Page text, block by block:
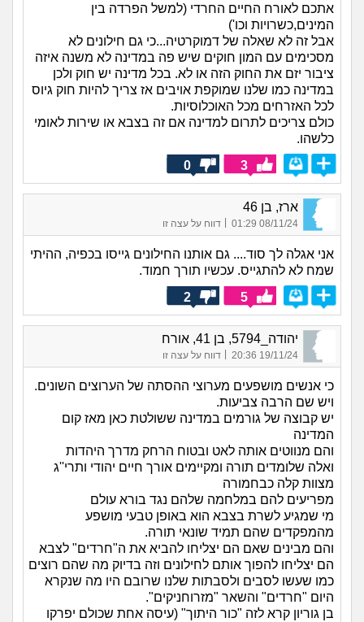
אתכם לאורח החיים החרדי (למשל הפרדה בין
המינים,כשרויות וכו')
אבל זה לא שאלה של דמוקרטיה...כי גם חילונים לא
מסכימים עם המון חוקים שיש פה במדינה לא משנה איזה
ציבור יזם את החוק הזה או לא. בכל מדינה יש חוק ולכן
במדינה כמו שלנו שמוקפת אויבים אז צריך להיות חוק גיוס
לכל האזרחים מכל האוכלוסיות.
כולם צריכים לתרום למדינה אם זה בצבא או שירות לאומי
כלשהו.
3
0
ארז, בן 46
08/11/24 01:29
| דווח על עצה זו
אני אגלה לך סוד.... גם אותנו החילונים גייסו בכפיה, ההיתי
שמח לא להתגייס. עכשיו תורך חמוד.
5
2
יהודה_5794, בן 41, אורח
19/11/24 20:36 דווח על עצה זו
כי אנשים מושפעים מערוצי ההסתה של הערוצים השונים.
ויש שם הרבה צביעות.
יש קבוצה של גורמים במדינה ששולטת כאן מאז קום
המדינה
והם מנווטים אותה לאט ובטוח הרחק מדרך היהדות
ואלה שלומדים תורה ומקיימים אורך חיים יהודי ותרי''ג
מצוות קלה כבחמורה
מפריעים להם במלחמה שלהם נגד בורא עולם
מי שמגיע לשרת בצבא הוא באופן טבעי מושפע
מהמפקדים שהם תמיד שונאי תורה.
והם מבינים שאם הם יצליחו להביא את ה"חרדים" לצבא
הם יצליחו להפוך אותם לחילונים וזה בדיוק מה שהם רוצים
כמו שעשו לסבים ולסבתות שלנו שרובם היו מה שנקרא
היום "חרדים" והשאר "מזרוחניקים".
בן גוריון קרא לזה "כור היתוך" (עיסה אחת שכולם יפרקו